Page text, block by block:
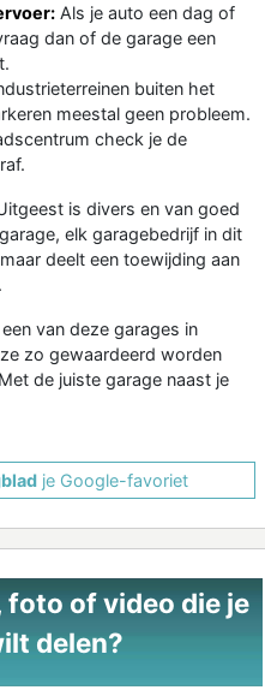
Als je auto een dag of
dan of de garage een
buiten het
meestal geen probleem.
check je de
is divers en van goed
elk garagebedrijf in dit
deelt een toewijding aan
van deze garages in
zo gewaardeerd worden
de juiste garage naast je
je Google-favoriet
foto of video die je
delen?